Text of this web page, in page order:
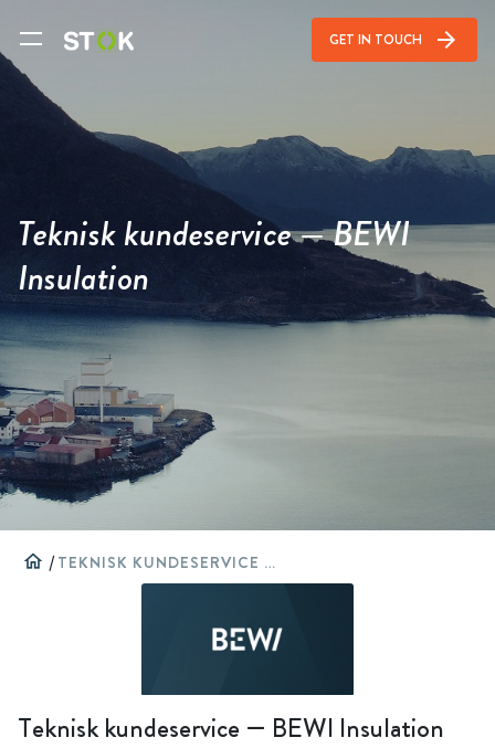
GET IN TOUCH arrow_forward
Teknisk kundeservice — BEWI
Insulation
home / TEKNISK KUNDESERVICE — BEWI INSULATION
Teknisk kundeservice — BEWI Insulation